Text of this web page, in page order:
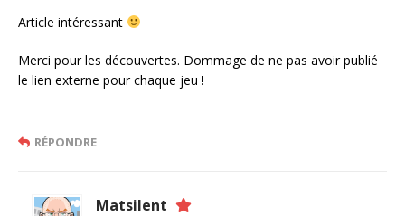
Article intéressant
Merci pour les découvertes. Dommage de ne pas avoir publié
le lien externe pour chaque jeu !
RÉPONDRE
Matsilent